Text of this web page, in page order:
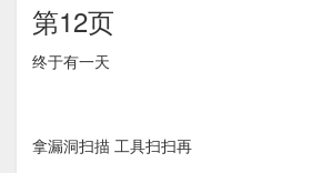
第12页
终于有一天
拿漏洞扫描 工具扫扫再